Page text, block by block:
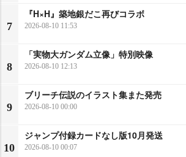
7
『H×H』築地銀だこ再びコラボ
2026-08-10 11:53
8
「実物大ガンダム立像」特別映像
2026-08-10 12:13
9
ブリーチ伝説のイラスト集また発売
2026-08-10 00:00
10
ジャンプ付録カードなし版10月発送
2026-08-10 00:07